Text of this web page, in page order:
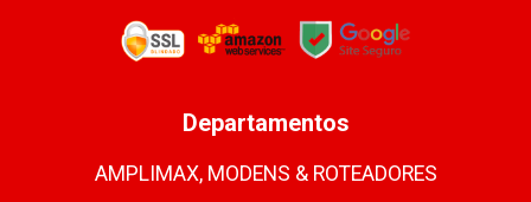
Departamentos
AMPLIMAX, MODENS & ROTEADORES